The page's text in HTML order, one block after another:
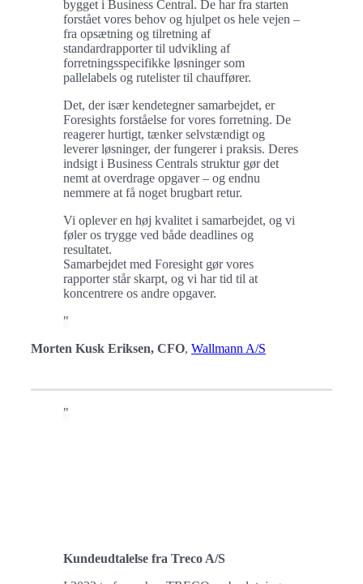
bygget i Business Central. De har fra starten
forstået vores behov og hjulpet os hele vejen –
fra opsætning og tilretning af
standardrapporter til udvikling af
forretningsspecifikke løsninger som
pallelabels og rutelister til chauffører.
Det, der især kendetegner samarbejdet, er
Foresights forståelse for vores forretning. De
reagerer hurtigt, tænker selvstændigt og
leverer løsninger, der fungerer i praksis. Deres
indsigt i Business Centrals struktur gør det
nemt at overdrage opgaver – og endnu
nemmere at få noget brugbart retur.
Vi oplever en høj kvalitet i samarbejdet, og vi
føler os trygge ved både deadlines og
resultatet.
Samarbejdet med Foresight gør vores
rapporter står skarpt, og vi har tid til at
koncentrere os andre opgaver.
Morten Kusk Eriksen, CFO, Wallmann A/S
Kundeudtalelse fra Treco A/S